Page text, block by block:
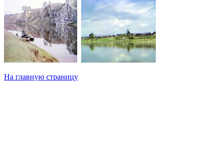
На главную страницу